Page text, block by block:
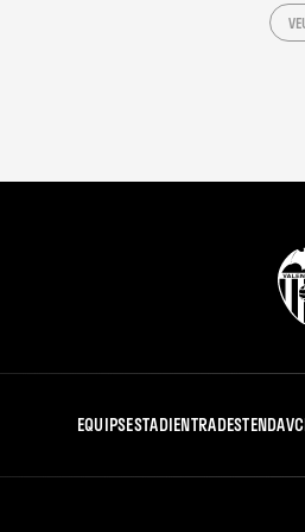
EQUIPSESTADIENTRADESTENDA